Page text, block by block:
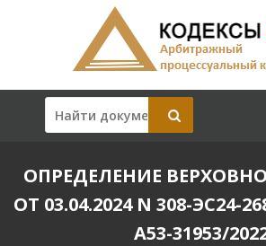
ОПРЕДЕЛЕНИЕ
ОТ 03.04.2024 N 308-ЭС24-
А53-31953/